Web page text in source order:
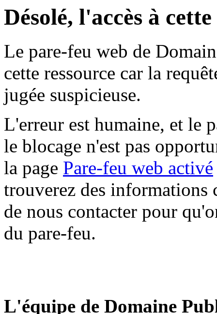
Désolé, l'accès à
Le pare-feu web de
cette ressource car la
jugée suspicieuse.
L'erreur est humaine, et le
le blocage n'est pas
la page Pare-feu web activé
trouverez des informations
de nous contacter pour
du pare-feu.
L'équipe de Domaine